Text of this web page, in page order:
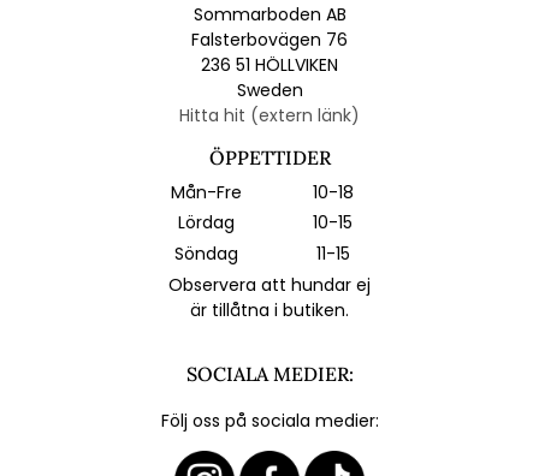
Sommarboden AB
Falsterbovägen 76
236 51 HÖLLVIKEN
Sweden
Hitta hit (extern länk)
ÖPPETTIDER
Mån-Fre
10-18
Lördag
10-15
Söndag
11-15
Observera att hundar ej
är tillåtna i butiken.
SOCIALA MEDIER:
Följ oss på sociala medier: